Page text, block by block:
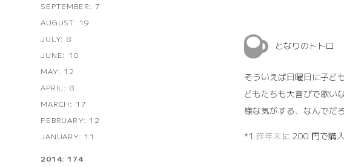
SEPTEMBER: 7
AUGUST: 19
JULY: 8
JUNE: 10
MAY: 12
APRIL: 8
MARCH: 17
FEBRUARY: 12
JANUARY: 11
2014: 174
となりのトトロ
そういえば日曜日に子ど
どもたちも大喜びで歌い
様な気がする、なんでだろ
*1 昨年末 に 200 円で購